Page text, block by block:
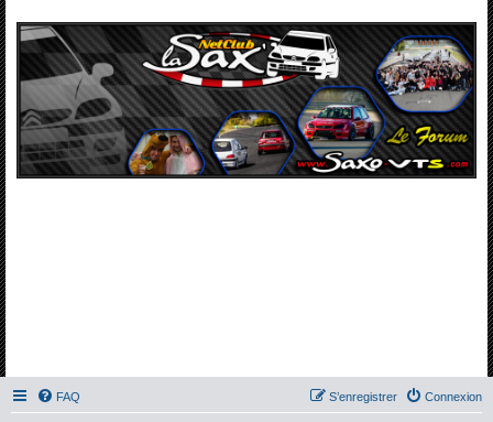
FAQ Connexion
S’enregistrer